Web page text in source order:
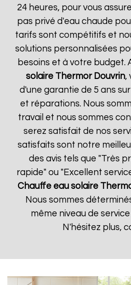
24 heures, pour vous
pas privé d'eau chaude
tarifs sont compétitifs et
solutions personnalisées
besoins et à votre budget.
solaire Thermor Douvrin,
d'une garantie de 5 ans
et réparations. Nous
travail et nous sommes
serez satisfait de nos
satisfaits sont notre
des avis tels que "Très
rapide" ou "Excellent
Chauffe eau solaire
Nous sommes
même niveau de
N'hésitez plus,